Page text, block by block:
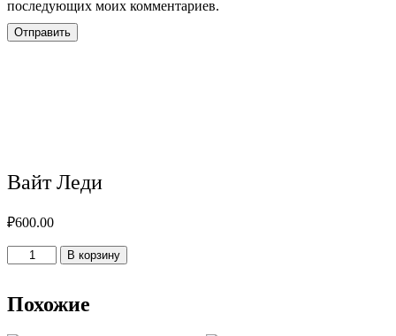
последующих моих комментариев.
Вайт Леди
₽600.00
Количество
товара
Леди
В корзину
Похожие